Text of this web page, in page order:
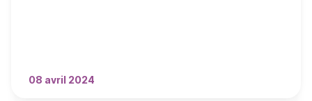
08 avril 2024